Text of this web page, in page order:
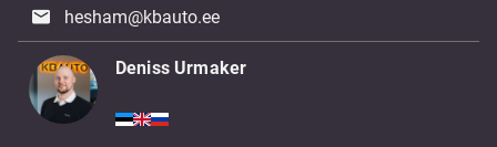
hesham@kbauto.ee
Deniss Urmaker